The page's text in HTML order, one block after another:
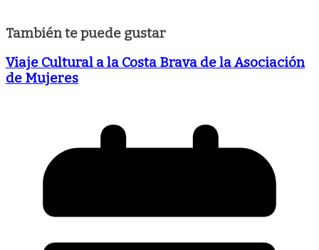
También te puede gustar
Viaje Cultural a la Costa Brava de la Asociación
de Mujeres